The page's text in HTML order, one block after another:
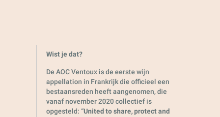
Wist je dat?
De AOC Ventoux is de eerste wijn
appellation in Frankrijk die officieel een
bestaansreden heeft aangenomen, die
vanaf november 2020 collectief is
opgesteld: “United to share, protect and